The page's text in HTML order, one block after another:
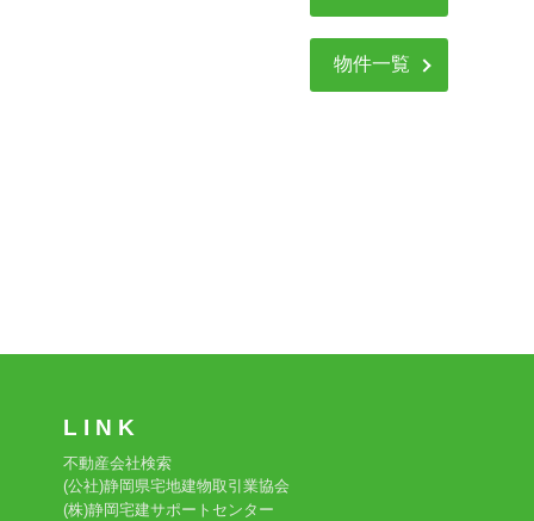
物件一覧
L I N K
不動産会社検索
(公社)静岡県宅地建物取引業協会
(株)静岡宅建サポートセンター